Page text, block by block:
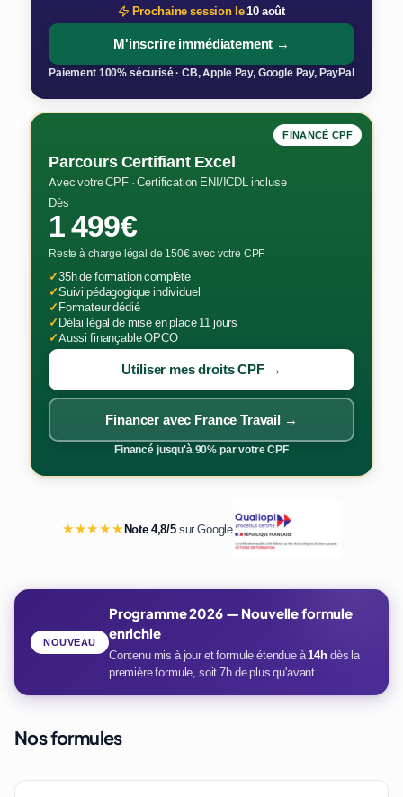
Prochaine session le10 août
M'inscrire immédiatement →
Paiement 100% sécurisé · CB, Apple Pay, Google Pay, PayPal
FINANCÉ CPF
Parcours Certifiant Excel
Avec votre CPF · Certification ENI/ICDL incluse
Dès
1 499€
Reste à charge légal de 150€ avec votre CPF
✓35h de formation complète
✓Suivi pédagogique individuel
✓Formateur dédié
✓Délai légal de mise en place 11 jours
✓Aussi finançable OPCO
Utiliser mes droits CPF →
Financer avec France Travail →
Financé jusqu'à 90% par votre CPF
★★★★★Note 4,8/5sur Google
Programme 2026 — Nouvelle formule
enrichie
Contenu mis à jour et formule étendue à14hdès la
première formule, soit 7h de plus qu'avant
NOUVEAU
Nos formules